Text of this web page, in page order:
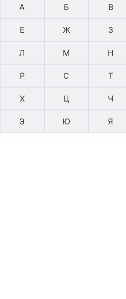
А Б В
Е Ж З
Л М Н
Р С Т
Х Ц Ч
Э Ю Я